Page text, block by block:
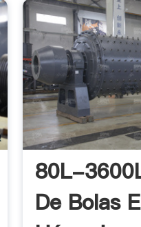
80L-
De Bolas